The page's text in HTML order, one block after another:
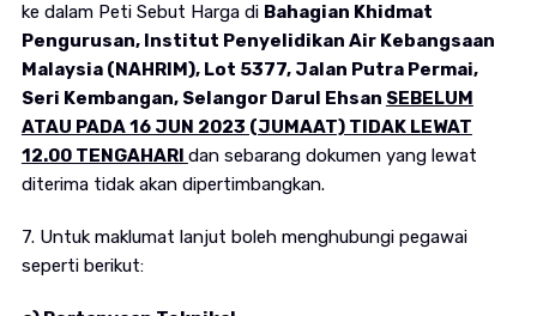
ke dalam Peti Sebut Harga di Bahagian Khidmat
Pengurusan, Institut Penyelidikan Air Kebangsaan
Malaysia (NAHRIM), Lot 5377, Jalan Putra Permai,
Seri Kembangan, Selangor Darul Ehsan SEBELUM
ATAU PADA 16 JUN 2023 (JUMAAT) TIDAK LEWAT
12.00 TENGAHARI dan sebarang dokumen yang lewat
diterima tidak akan dipertimbangkan.
7. Untuk maklumat lanjut boleh menghubungi pegawai
seperti berikut: